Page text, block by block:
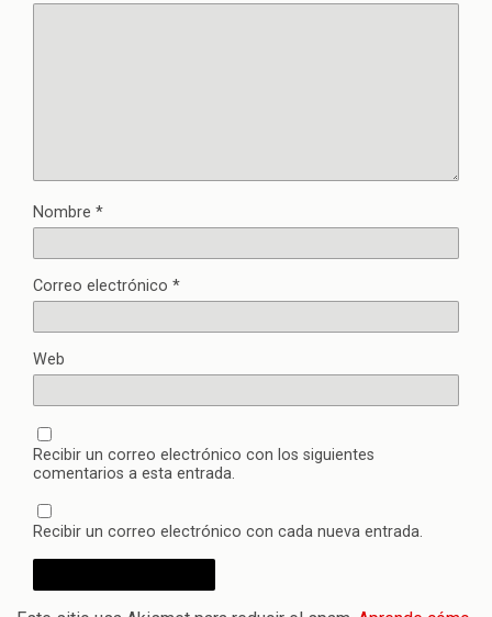
Nombre *
Correo electrónico *
Web
Recibir un correo electrónico con los siguientes
comentarios a esta entrada.
Recibir un correo electrónico con cada nueva entrada.